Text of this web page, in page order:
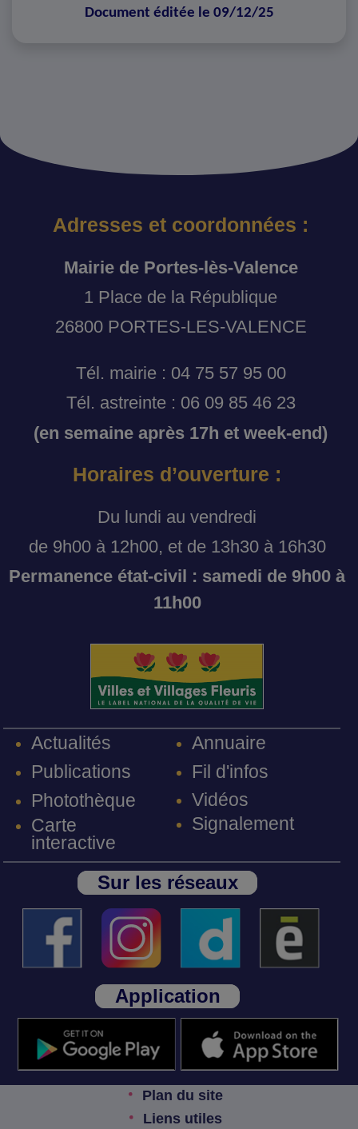
Document éditée le 09/12/25
Adresses et coordonnées :
Mairie de Portes-lès-Valence
1 Place de la République
26800 PORTES-LES-VALENCE
Tél. mairie : 04 75 57 95 00
Tél. astreinte : 06 09 85 46 23
(en semaine après 17h et week-end)
Horaires d’ouverture :
Du lundi au vendredi
de 9h00 à 12h00, et de 13h30 à 16h30
Permanence état-civil : samedi de 9h00 à
11h00
Actualités
Publications
Photothèque
Carte
interactive
Annuaire
Fil d'infos
Vidéos
Signalement
Sur les réseaux
Application
Plan du site
Liens utiles